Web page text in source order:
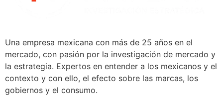
Una empresa mexicana con más de 25 años en el
mercado, con pasión por la investigación de mercado y
la estrategia. Expertos en entender a los mexicanos y el
contexto y con ello, el efecto sobre las marcas, los
gobiernos y el consumo.